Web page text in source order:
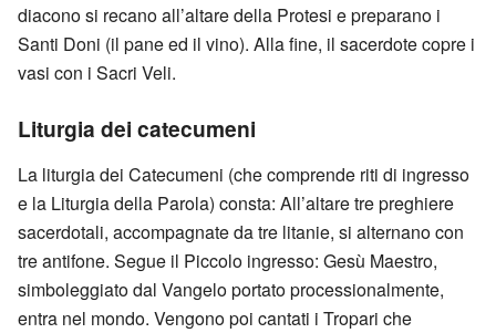
diacono si recano all’altare della Protesi e preparano i
Santi Doni (il pane ed il vino). Alla fine, il sacerdote copre i
vasi con i Sacri Veli.
Liturgia dei catecumeni
La liturgia dei Catecumeni (che comprende riti di ingresso
e la Liturgia della Parola) consta: All’altare tre preghiere
sacerdotali, accompagnate da tre litanie, si alternano con
tre antifone. Segue il Piccolo ingresso: Gesù Maestro,
simboleggiato dal Vangelo portato processionalmente,
entra nel mondo. Vengono poi cantati i Tropari che